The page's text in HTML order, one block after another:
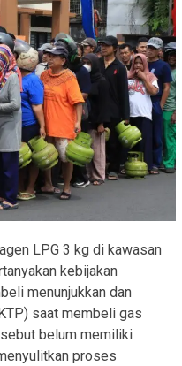
LPG 3 kg di kawasan
kebijakan
menunjukkan dan
saat membeli gas
belum memiliki
proses